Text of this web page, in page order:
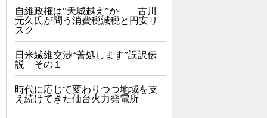
自維政権は“天城越え”か――古川
元久氏が問う消費税減税と円安リ
スク
日米繊維交渉“善処します”誤訳伝
説 その１
時代に応じて変わりつつ地域を支
え続けてきた仙台火力発電所